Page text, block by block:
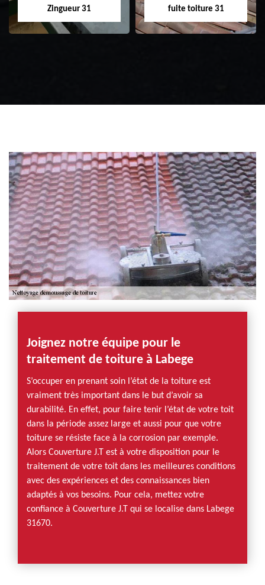
Zingueur 31
fuite toiture 31
Joignez notre équipe pour le
traitement de toiture à Labege
S’occuper en prenant soin l’état de la toiture est
vraiment très important dans le but d’avoir sa
durabilité. En effet, pour faire tenir l’état de votre toit
dans la période assez large et aussi pour que votre
toiture se résiste face à la corrosion par exemple.
Alors Couverture J.T est à votre disposition pour le
traitement de votre toit dans les meilleures conditions
avec des expériences et des connaissances bien
adaptés à vos besoins. Pour cela, mettez votre
confiance à Couverture J.T qui se localise dans Labege
31670.